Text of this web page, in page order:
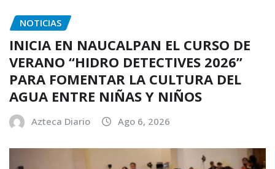
NOTICIAS
INICIA EN NAUCALPAN EL CURSO DE
VERANO “HIDRO DETECTIVES 2026”
PARA FOMENTAR LA CULTURA DEL
AGUA ENTRE NIÑAS Y NIÑOS
Azteca Diario Ago 6, 2026